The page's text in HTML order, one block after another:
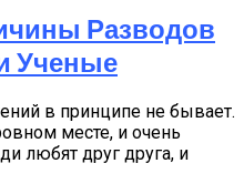
Разводов
Ученые
в принципе не бывает.
месте, и очень
любят друг друга, и